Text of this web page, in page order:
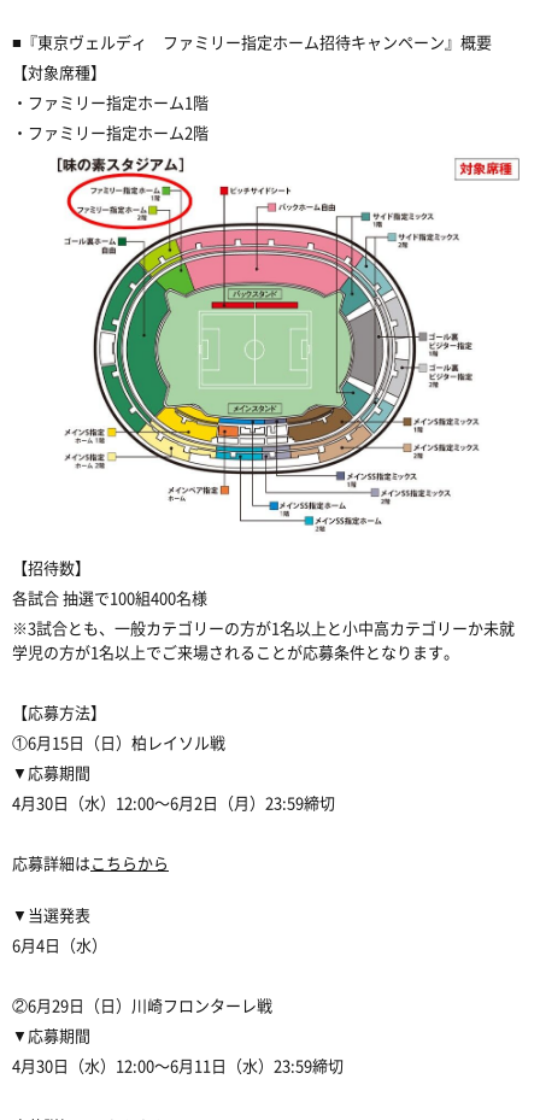
■『東京ヴェルディ ファミリー指定ホーム招待キャンペーン』概要
【対象席種】
・ファミリー指定ホーム1階
・ファミリー指定ホーム2階
【招待数】
各試合 抽選で100組400名様
※3試合とも、一般カテゴリーの方が1名以上と小中高カテゴリーか未就
学児の方が1名以上でご来場されることが応募条件となります。
【応募方法】
①6月15日（日）柏レイソル戦
▼応募期間
4月30日（水）12:00〜6月2日（月）23:59締切
応募詳細はこちらから
▼当選発表
6月4日（水）
②6月29日（日）川崎フロンターレ戦
▼応募期間
4月30日（水）12:00〜6月11日（水）23:59締切